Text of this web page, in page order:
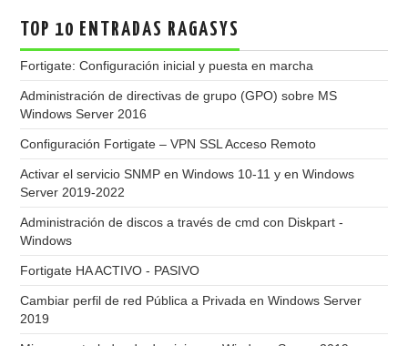
TOP 10 ENTRADAS RAGASYS
Fortigate: Configuración inicial y puesta en marcha
Administración de directivas de grupo (GPO) sobre MS
Windows Server 2016
Configuración Fortigate – VPN SSL Acceso Remoto
Activar el servicio SNMP en Windows 10-11 y en Windows
Server 2019-2022
Administración de discos a través de cmd con Diskpart -
Windows
Fortigate HA ACTIVO - PASIVO
Cambiar perfil de red Pública a Privada en Windows Server
2019